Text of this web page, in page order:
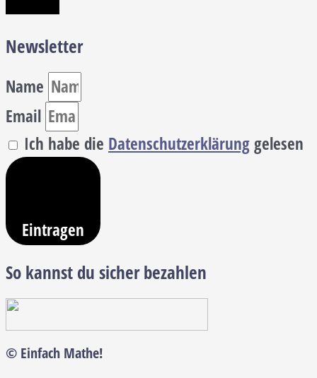
Newsletter
Name
Email
Ich habe die Datenschutzerklärung gelesen
Eintragen
So kannst du sicher bezahlen
© Einfach Mathe!